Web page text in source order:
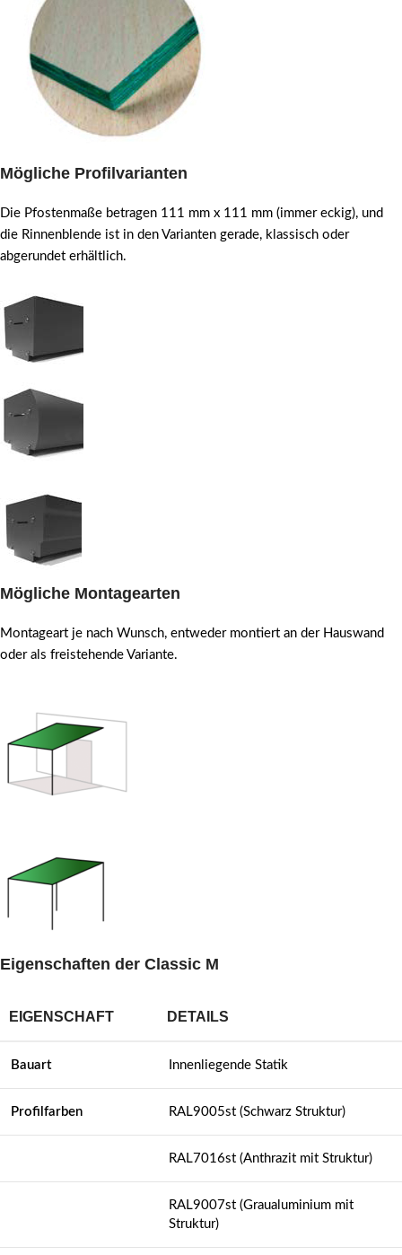
Mögliche Profilvarianten
Die Pfostenmaße betragen 111 mm x 111 mm (immer eckig), und
die Rinnenblende ist in den Varianten gerade, klassisch oder
abgerundet erhältlich.
Mögliche Montagearten
Montageart je nach Wunsch, entweder montiert an der Hauswand
oder als freistehende Variante.
Eigenschaften der Classic M
EIGENSCHAFT DETAILS
Bauart Innenliegende Statik
Profilfarben RAL9005st (Schwarz Struktur)
RAL7016st (Anthrazit mit Struktur)
RAL9007st (Graualuminium mit
Struktur)